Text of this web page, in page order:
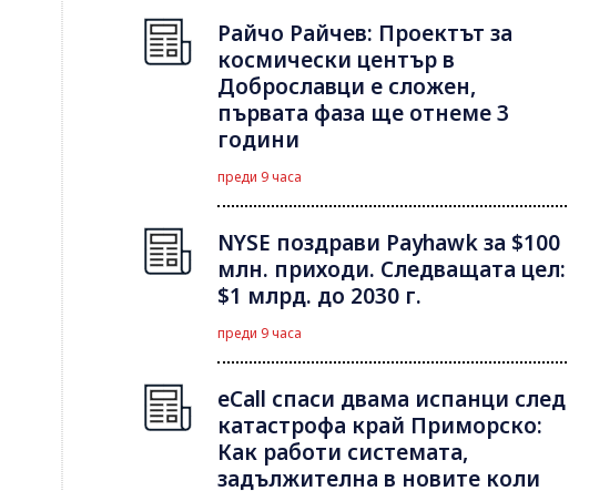
Райчо Райчев: Проектът за
космически център в
Доброславци е сложен,
първата фаза ще отнеме 3
години
преди 9 часа
NYSE поздрави Payhawk за $100
млн. приходи. Следващата цел:
$1 млрд. до 2030 г.
преди 9 часа
eCall спаси двама испанци след
катастрофа край Приморско:
Как работи системата,
задължителна в новите коли